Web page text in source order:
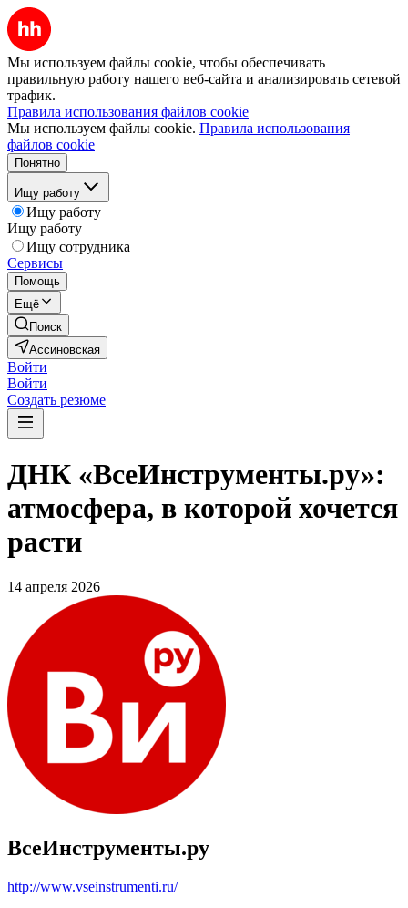
Мы используем файлы cookie, чтобы обеспечивать
правильную работу нашего веб-сайта и анализировать сетевой
трафик.
Правила использования файлов cookie
Мы используем файлы cookie. Правила использования
файлов cookie
Понятно
Ищу работу
Ищу работу
Ищу работу
Ищу сотрудника
Сервисы
Помощь
Ещё
Поиск
Ассиновская
Войти
Войти
Создать резюме
ДНК «ВсеИнструменты.ру»:
атмосфера, в которой хочется
расти
14 апреля 2026
ВсеИнструменты.ру
http://www.vseinstrumenti.ru/